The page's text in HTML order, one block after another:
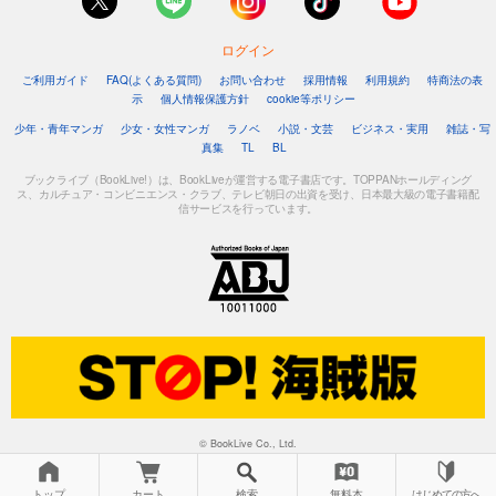
ログイン
ご利用ガイド FAQ(よくある質問) お問い合わせ 採用情報 利用規約
特商法の表
示
個人情報保護方針
cookie等ポリシー
少年・青年マンガ
少女・女性マンガ ラノベ 小説・文芸 ビジネス・実用
雑誌・写
真集
TL BL
ブックライブ（BookLive!）は、BookLiveが運営する電子書店です。TOPPANホールディング
ス、カルチュア・コンビニエンス・クラブ、テレビ朝日の出資を受け、日本最大級の電子書籍配
信サービスを行っています。
© BookLive Co., Ltd.